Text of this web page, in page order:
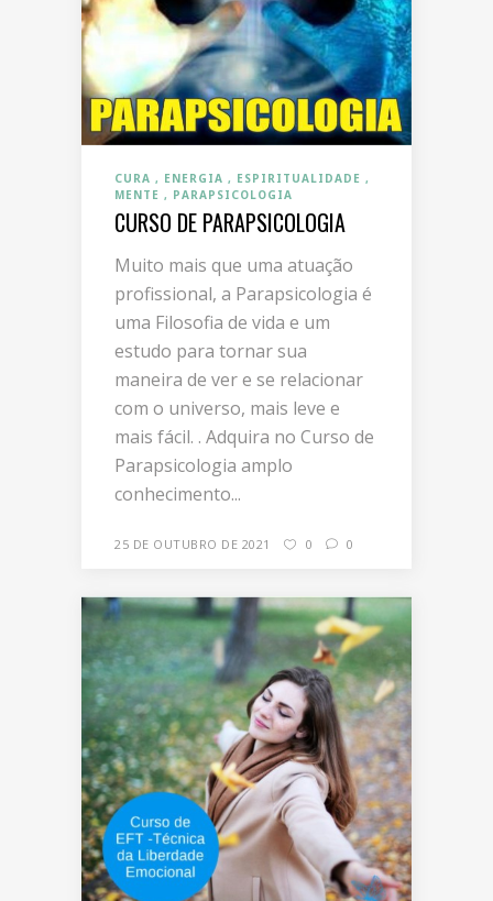
CURA ENERGIA
ESPIRITUALIDADE
MENTE
PARAPSICOLOGIA
CURSO DE PARAPSICOLOGIA
Muito mais que uma atuação
profissional, a Parapsicologia é
uma Filosofia de vida e um
estudo para tornar sua
maneira de ver e se relacionar
com o universo, mais leve e
mais fácil. . Adquira no Curso de
Parapsicologia amplo
conhecimento...
25 DE OUTUBRO DE 2021 0 0